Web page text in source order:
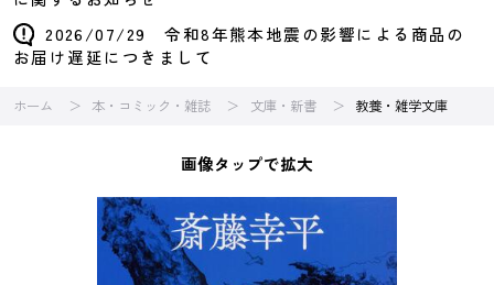
2026/07/29 令和8年熊本地震の影響による商品の
お届け遅延につきまして
ホーム 本・コミック・雑誌 文庫・新書 教養・雑学文庫
画像タップで拡大